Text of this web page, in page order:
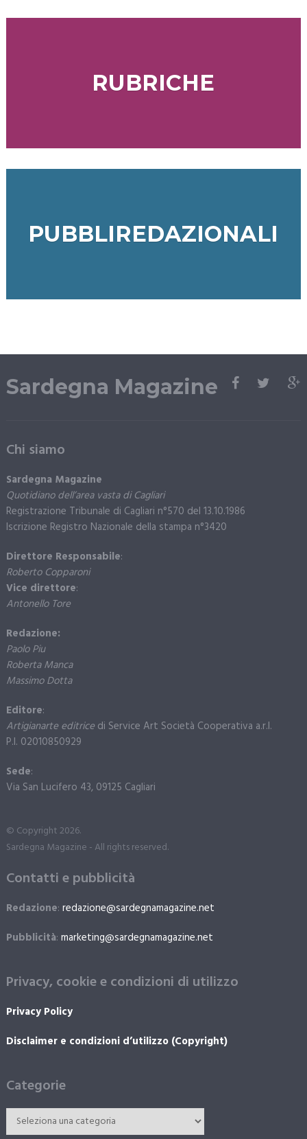
RUBRICHE
PUBBLIREDAZIONALI
Sardegna Magazine
Chi siamo
Sardegna Magazine
Quotidiano dell’area vasta di Cagliari
Registrazione Tribunale di Cagliari n°570 del 13.10.1986
Iscrizione Registro Nazionale della stampa n°3420
Direttore Responsabile:
Roberto Copparoni
Vice direttore:
Antonello Tore
Redazione:
Paolo Piu
Roberta Manca
Massimo Dotta
Editore:
Artigianarte editricedi Service Art Società Cooperativa a.r.l.
P.I. 02010850929
Sede:
Via San Lucifero 43, 09125 Cagliari
© Copyright 2026.
Sardegna Magazine - All rights reserved.
Contatti e pubblicità
Redazione: redazione@sardegnamagazine.net
Pubblicità: marketing@sardegnamagazine.net
Privacy, cookie e condizioni di utilizzo
Privacy Policy
Disclaimer e condizioni d’utilizzo (Copyright)
Categorie